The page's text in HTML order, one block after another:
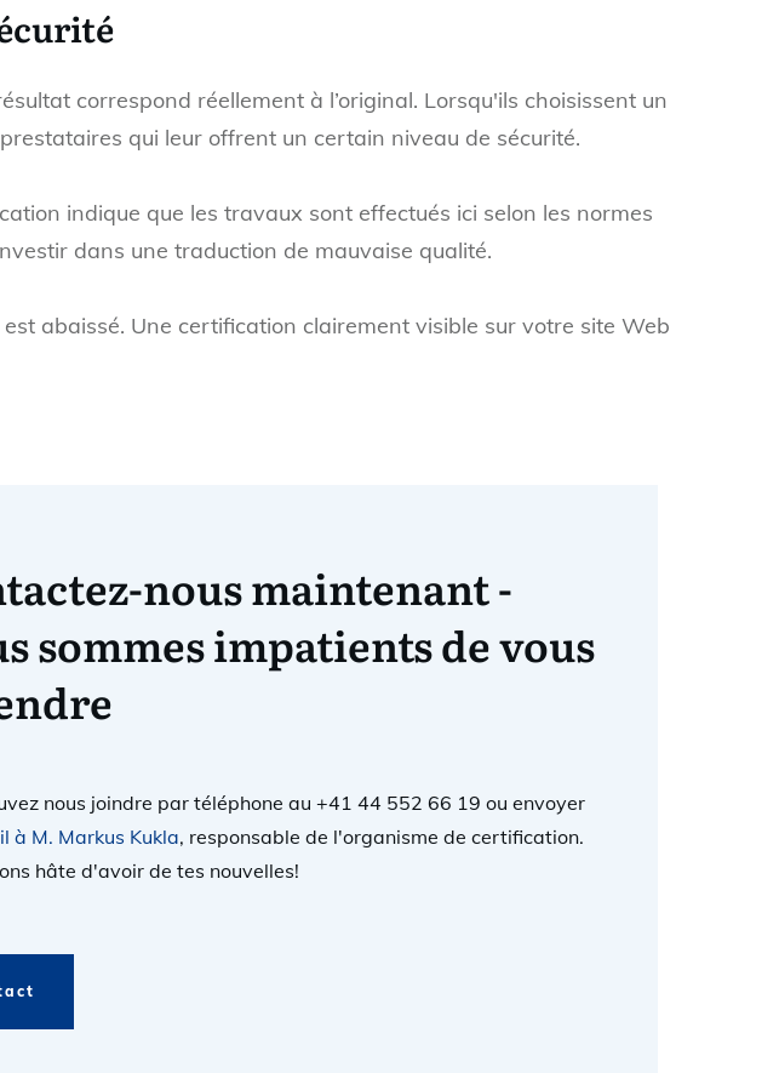
correspond réellement à l’original. Lorsqu'ils choisissent un
qui leur offrent un certain niveau de sécurité.
indique que les travaux sont effectués ici selon les normes
dans une traduction de mauvaise qualité.
abaissé. Une certification clairement visible sur votre site Web
nous maintenant -
sommes impatients de vous
nous joindre par téléphone au +41 44 552 66 19 ou envoyer
à M. Markus Kukla, responsable de l'organisme de certification.
hâte d'avoir de tes nouvelles!